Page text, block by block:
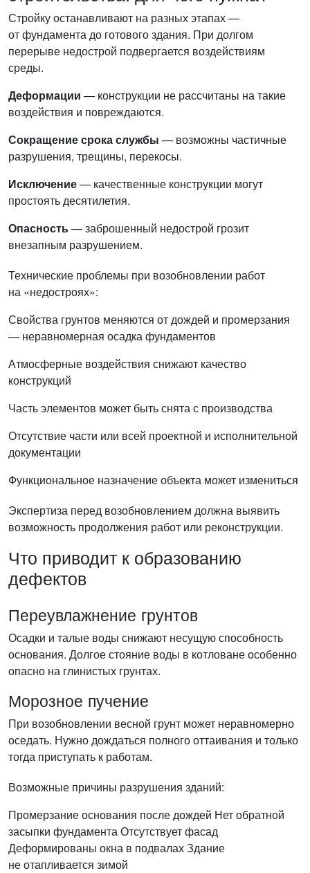
Стройку останавливают на разных этапах —
от фундамента до готового здания. При долгом
перерыве недострой подвергается воздействиям
среды.
Деформации — конструкции не рассчитаны на такие
воздействия и повреждаются.
Сокращение срока службы — возможны частичные
разрушения, трещины, перекосы.
Исключение— качественные конструкции могут
простоять десятилетия.
Опасность— заброшенный недострой грозит
внезапным разрушением.
Технические проблемы при возобновлении работ
на «недостроях»:
Свойства грунтов меняются от дождей и промерзания
— неравномерная осадка фундаментов
Атмосферные воздействия снижают качество
конструкций
Часть элементов может быть снята с производства
Отсутствие части или всей проектной и исполнительной
документации
Функциональное назначение объекта может измениться
Экспертиза перед возобновлением должна выявить
возможность продолжения работ или реконструкции.
Что приводит к образованию
дефектов
Переувлажнение грунтов
Осадки и талые воды снижают несущую способность
основания. Долгое стояние воды в котловане особенно
опасно на глинистых грунтах.
Морозное пучение
При возобновлении весной грунт может неравномерно
оседать. Нужно дождаться полного оттаивания и только
тогда приступать к работам.
Возможные причины разрушения зданий:
Промерзание основания после дождей Нет обратной
засыпки фундаментаОтсутствует фасад
Деформированы окна в подвалахЗдание
не отапливается зимой